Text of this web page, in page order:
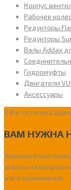
Корпус
Рабочее
Редукторы
Редукторы
Валы Addax
Гидромуфты
Двигатели
Аксессуары
У Вас остались еще
ВАМ НУЖНА
Напишите или
ответы на вопросы
и его применения.